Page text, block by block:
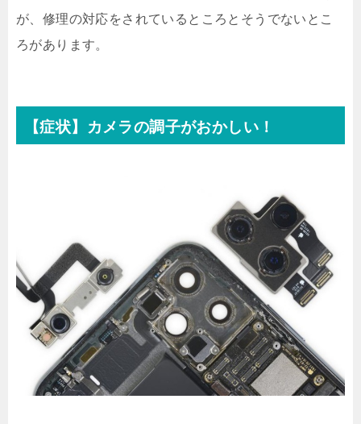
が、修理の対応をされているところとそうでないとこ
ろがあります。
【症状】カメラの調子がおかしい！